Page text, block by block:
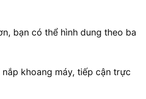
bạn có thể hình dung theo ba
nắp khoang máy, tiếp cận trực